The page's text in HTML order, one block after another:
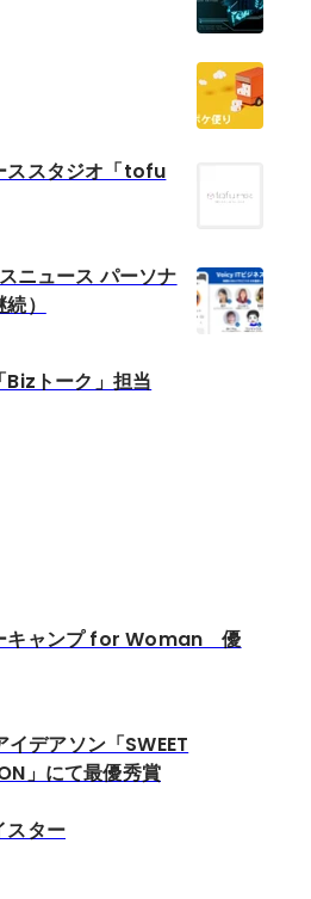
ススタジオ「tofu
ニュース パーソナ
）
トーク」担当
キャンプ for Woman 優
デアソン「SWEET
」にて最優秀賞
スター